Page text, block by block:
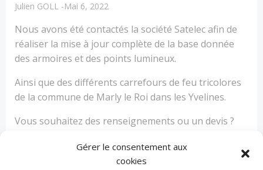
Gérer le consentement aux
cookies
Julien GOLL -Mai 6, 2022
Nous avons été contactés la société Satelec afin de
réaliser la mise à jour complète de la base donnée
des armoires et des points lumineux.
Ainsi que des différents carrefours de feu tricolores
de la commune de Marly le Roi dans les Yvelines.
Vous souhaitez des renseignements ou un devis ?
Alors contactez-nous au03 44 47 70 18